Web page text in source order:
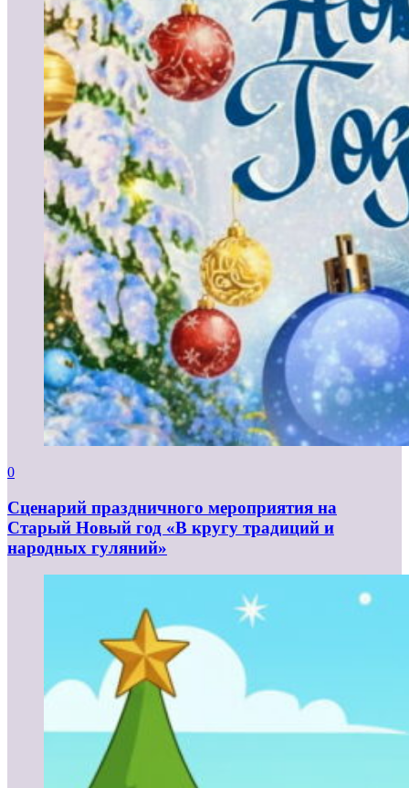
0
Сценарий праздничного мероприятия на
Старый Новый год «В кругу традиций и
народных гуляний»